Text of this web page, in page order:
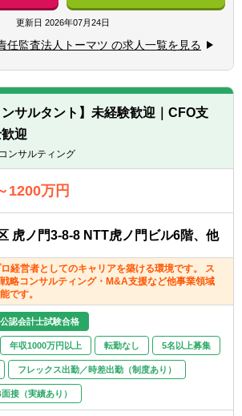
日本の公認会計士（日本の公認会計士試験
合格者を含む）、あるいは米国公認会計士
USCPA）資格保持者（USCPA試験合格者
）を有する方、海外駐在経験者
関連知識のある方、IT導入業務（SAP、自
化ツール等）経験者
経理部において、S4 HANAのユーザーとし
の利用経験者
ル企業の経理・内部統制・内部監査部門で
勤務経験者
■J-SOXに関する助言業務
■海外子会社管理に関する助言業務
買収、統合前後のDD（ガバナンス、内部統
）およびPMIに関する助言業務（業務標準
、視える化、業務改善）
■持株会社設立に係る助言業務
やクラウドの決算DXツール
BlackLine, SAP Concur, Workiva等）導入
言業務
の導入助言については、基本的にグルー
に財務会計、管理会計領域における導入助
となり、基本構想策定、要件定義、設定、
スト、トレーニング、ハイパーケア等の業
に従事いただきます。
更新日 2026年07月24日
任監査法人トーマツ の求人一覧を見る
ンサルタント】未経験歓迎｜CFO支
迎
ンサルティング
1200万円
虎ノ門3-8-8 NTT虎ノ門ビル6階、他
経営者としてのキャリアを築ける環境です。 ス
略コンサルティング・M&A支援など他事業領域
です。
公認会計士試験合格
年収1000万円以上 転勤なし 5名以上募集
フレックス出勤／時差出勤（制度あり）
接（実績あり）